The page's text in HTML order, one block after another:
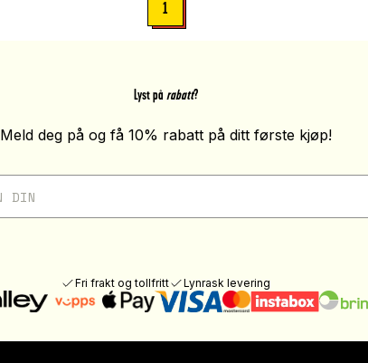
1
Lyst på rabatt?
Meld deg på og få 10% rabatt på ditt første kjøp!
Fri frakt og tollfritt Lynrask levering